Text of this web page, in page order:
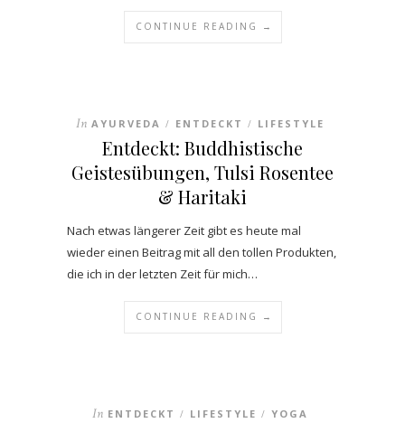
CONTINUE READING →
In AYURVEDA / ENTDECKT / LIFESTYLE
Entdeckt: Buddhistische
Geistesübungen, Tulsi Rosentee
& Haritaki
Nach etwas längerer Zeit gibt es heute mal
wieder einen Beitrag mit all den tollen Produkten,
die ich in der letzten Zeit für mich…
CONTINUE READING →
In ENTDECKT / LIFESTYLE / YOGA